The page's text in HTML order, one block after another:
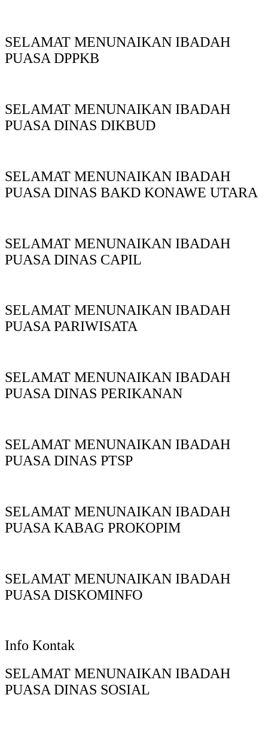
SELAMAT MENUNAIKAN IBADAH
PUASA DPPKB
SELAMAT MENUNAIKAN IBADAH
PUASA DINAS DIKBUD
SELAMAT MENUNAIKAN IBADAH
PUASA DINAS BAKD KONAWE UTARA
SELAMAT MENUNAIKAN IBADAH
PUASA DINAS CAPIL
SELAMAT MENUNAIKAN IBADAH
PUASA PARIWISATA
SELAMAT MENUNAIKAN IBADAH
PUASA DINAS PERIKANAN
SELAMAT MENUNAIKAN IBADAH
PUASA DINAS PTSP
SELAMAT MENUNAIKAN IBADAH
PUASA KABAG PROKOPIM
SELAMAT MENUNAIKAN IBADAH
PUASA DISKOMINFO
Info Kontak
SELAMAT MENUNAIKAN IBADAH
PUASA DINAS SOSIAL